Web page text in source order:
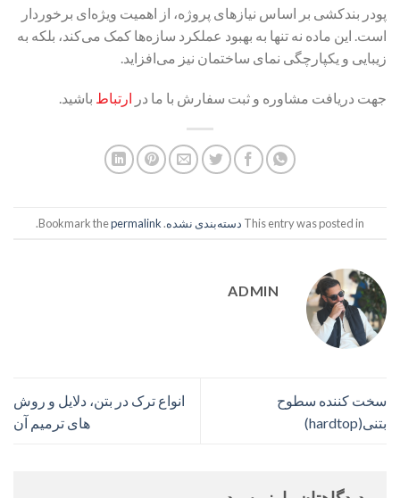
پودر بندکشی بر اساس نیازهای پروژه، از اهمیت ویژه‌ای برخوردار
است. این ماده نه تنها به بهبود عملکرد سازه‌ها کمک می‌کند، بلکه به
زیبایی و یکپارچگی نمای ساختمان نیز می‌افزاید.
جهت دریافت مشاوره و ثبت سفارش با ما در ارتباط باشید.
This entry was posted in دسته‌بندی نشده. Bookmark the
permalink
.
ADMIN
سخت کننده سطوح
بتنی(hardtop)
انواع ترک در بتن، دلایل و روش
های ترمیم آن